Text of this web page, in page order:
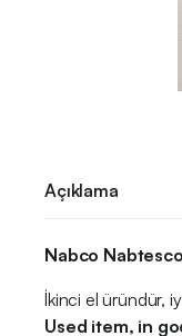
Açıklama
Nabco
İkinci el üründür,
Used item, in